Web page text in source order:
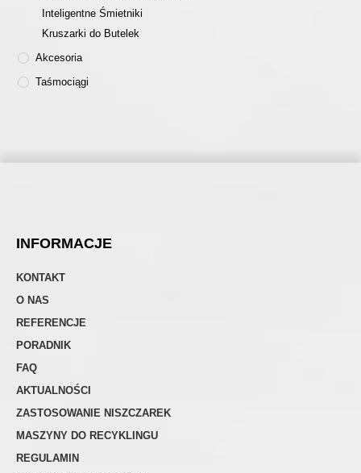
Inteligentne Śmietniki
Kruszarki do Butelek
Akcesoria
Taśmociągi
INFORMACJE
KONTAKT
O NAS
REFERENCJE
PORADNIK
FAQ
AKTUALNOŚCI
ZASTOSOWANIE NISZCZAREK
MASZYNY DO RECYKLINGU
REGULAMIN